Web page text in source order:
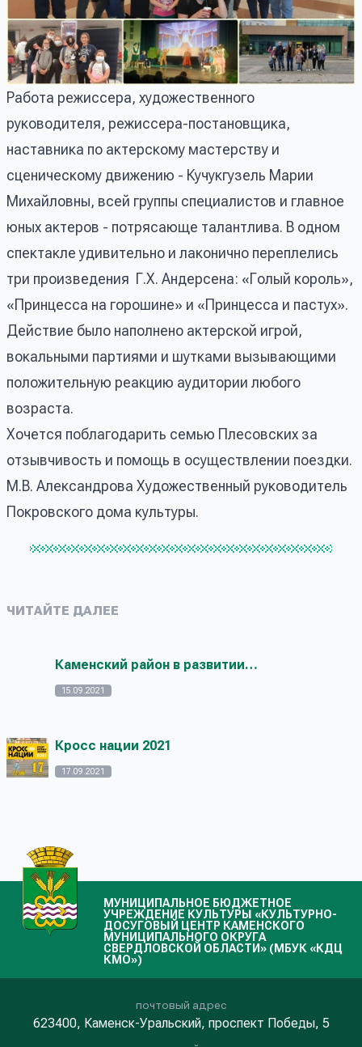
Работа режиссера, художественного
руководителя, режиссера-постановщика,
наставника по актерскому мастерству и
сценическому движению - Кучукгузель Марии
Михайловны, всей группы специалистов и главное
юных актеров - потрясающе талантлива. В одном
спектакле удивительно и лаконично переплелись
три произведения Г.Х. Андерсена: «Голый король»,
«Принцесса на горошине» и «Принцесса и пастух».
Действие было наполнено актерской игрой,
вокальными партиями и шутками вызывающими
положительную реакцию аудитории любого
возраста.
Хочется поблагодарить семью Плесовских за
отзывчивость и помощь в осуществлении поездки.
М.В. Александрова Художественный руководитель
Покровского дома культуры.
ЧИТАЙТЕ ДАЛЕЕ
Каменский район в развитии…
15.09.2021
Кросс нации 2021
17.09.2021
МУНИЦИПАЛЬНОЕ БЮДЖЕТНОЕ
УЧРЕЖДЕНИЕ КУЛЬТУРЫ «КУЛЬТУРНО-
ДОСУГОВЫЙ ЦЕНТР КАМЕНСКОГО
МУНИЦИПАЛЬНОГО ОКРУГА
СВЕРДЛОВСКОЙ ОБЛАСТИ» (МБУК «КДЦ
КМО»)
почтовый адрес
623400, Каменск-Уральский, проспект Победы, 5